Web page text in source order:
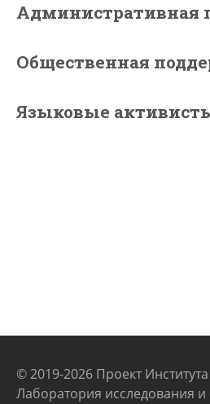
Административная
Общественная
Языковые
© 2019-2026 Проект
Лаборатория исследования